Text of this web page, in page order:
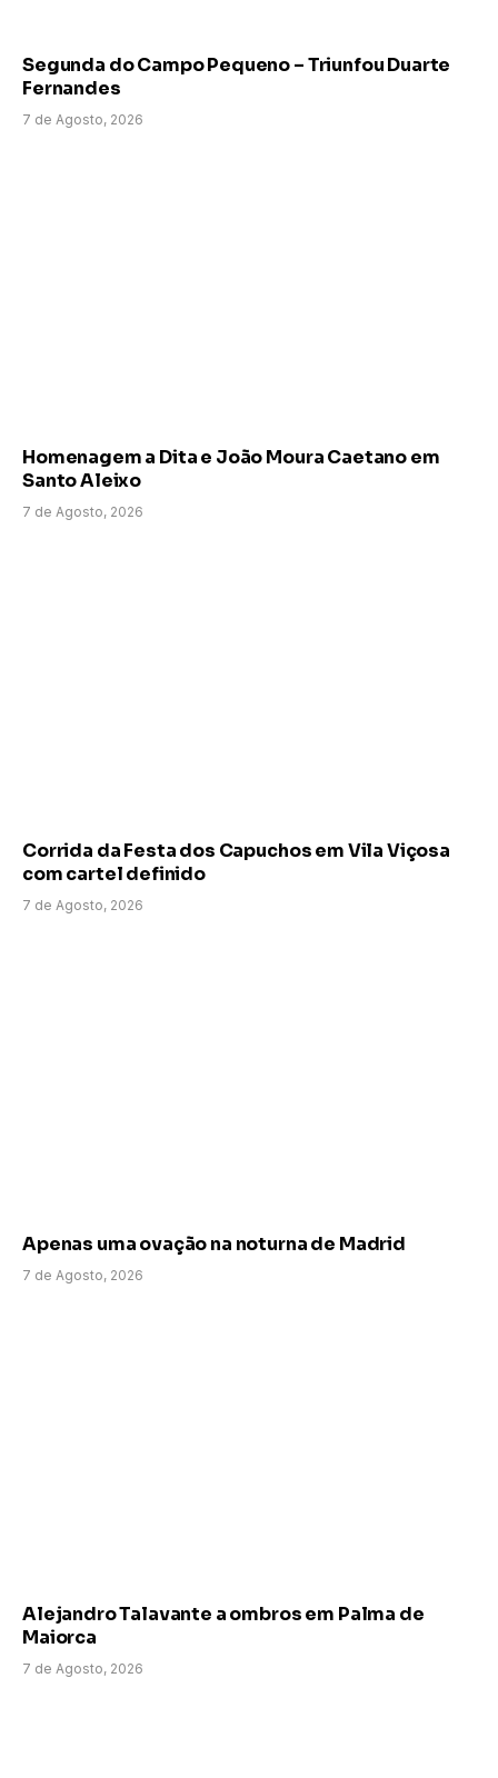
Segunda do Campo Pequeno – Triunfou Duarte
Fernandes
7 de Agosto, 2026
Homenagem a Dita e João Moura Caetano em
Santo Aleixo
7 de Agosto, 2026
Corrida da Festa dos Capuchos em Vila Viçosa
com cartel definido
7 de Agosto, 2026
Apenas uma ovação na noturna de Madrid
7 de Agosto, 2026
Alejandro Talavante a ombros em Palma de
Maiorca
7 de Agosto, 2026